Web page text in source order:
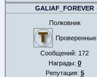
GALIAF_FOREVER
Полковник
Проверенные
Сообщений: 172
Награды: 0
Репутация: 5